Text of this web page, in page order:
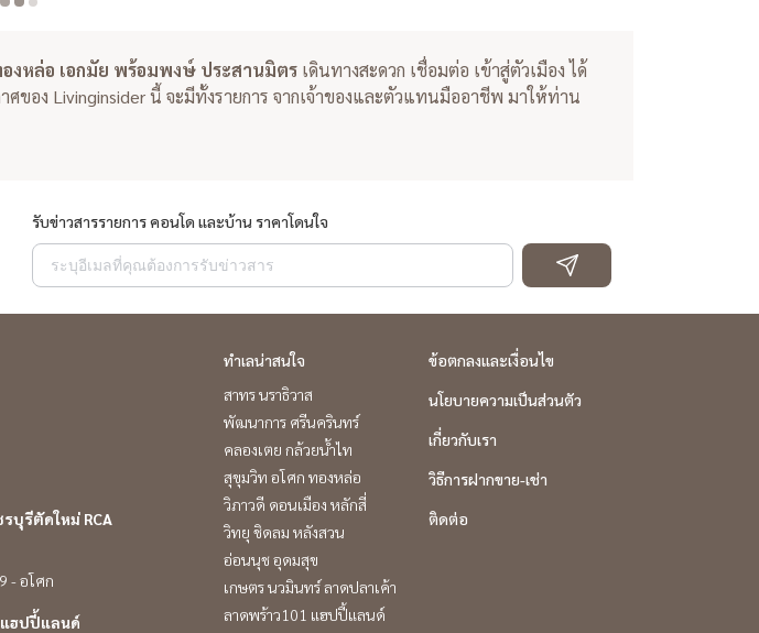
งหล่อ เอกมัย พร้อมพงษ์ ประสานมิตร เดินทางสะดวก เชื่อมต่อ เข้าสู่ตัวเมือง ได้
ศของ Livinginsider นี้ จะมีทั้งรายการ จากเจ้าของและตัวแทนมืออาชีพ มาให้ท่าน
รับข่าวสารรายการ คอนโด และบ้าน ราคาโดนใจ
บุรีตัดใหม่ RCA
- อโศก
ฮปปี้แลนด์
ทำเลน่าสนใจ
สาทร นราธิวาส
พัฒนาการ ศรีนครินทร์
คลองเตย กล้วยน้ำไท
สุขุมวิท อโศก ทองหล่อ
วิภาวดี ดอนเมือง หลักสี่
วิทยุ ชิดลม หลังสวน
อ่อนนุช อุดมสุข
เกษตร นวมินทร์ ลาดปลาเค้า
ลาดพร้าว101 แฮปปี้แลนด์
ข้อตกลงและเงื่อนไข
นโยบายความเป็นส่วนตัว
เกี่ยวกับเรา
วิธีการฝากขาย-เช่า
ติดต่อ